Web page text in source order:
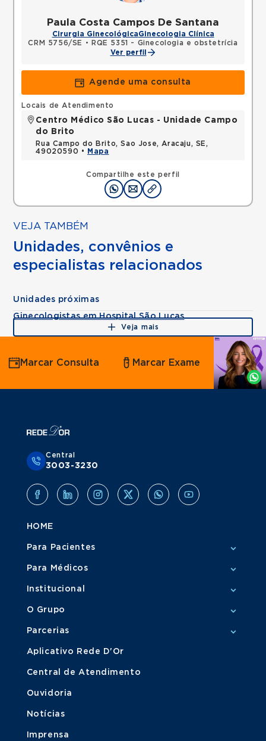
Paula Costa Campos De Santana
Cirurgia GinecológicaGinecologia Clínica
CRM 5756/SE
•
RQE 5351 - Ginecologia e obstetrícia
Ver perfil
Agende uma consulta
Compartilhe este perfil
Locais de Atendimento
Centro Médico São Lucas - Unidade Campo
do Brito
Rua Campo do Brito, Sao Jose, Aracaju, SE,
49020590 •
Mapa
VEJA TAMBÉM
Unidades, convênios e
especialistas relacionados
Unidades próximas
Ginecologistas em Hospital São Lucas
Veja mais
Agende
por
Whatsapp
Marcar Consulta Marcar Exame
Central
3003-3230
HOME
Para Pacientes
Para Médicos
Institucional
O Grupo
Parcerias
Aplicativo Rede D'Or
Central de Atendimento
Ouvidoria
Notícias
Imprensa